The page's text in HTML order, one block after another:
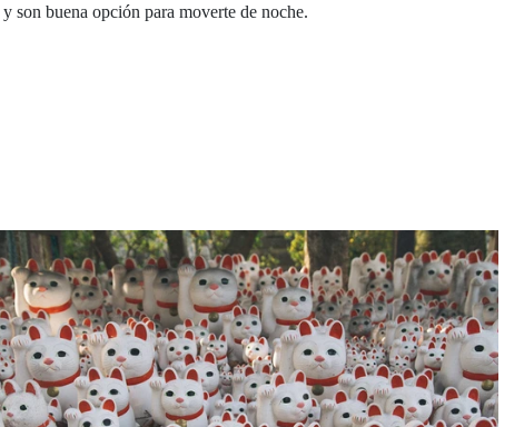
son buena opción para moverte de noche.